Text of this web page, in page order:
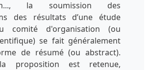
la soumission des
des résultats d’une étude
comité d'organisation (ou
se fait généralement
de résumé (ou abstract).
proposition est retenue,